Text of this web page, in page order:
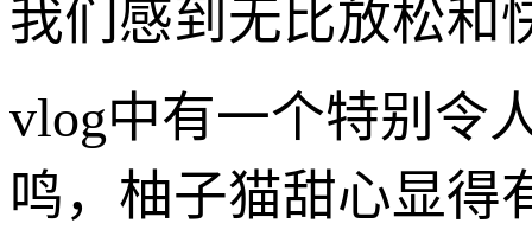
我们感到无比放松和
vlog中有一个特别令
鸣，柚子猫甜心显得